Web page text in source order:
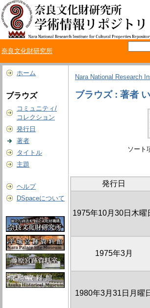
奈良文化財研究所
ホーム
ブラウズ
コミュニティ/
コレクション
発行日
著者
タイトル
主題
ヘルプ
DSpaceについて
Nara National Research
ブラウズ : 著者
ソート
発行日
1975年10月30日木曜
1975年3月
1980年3月31日月曜